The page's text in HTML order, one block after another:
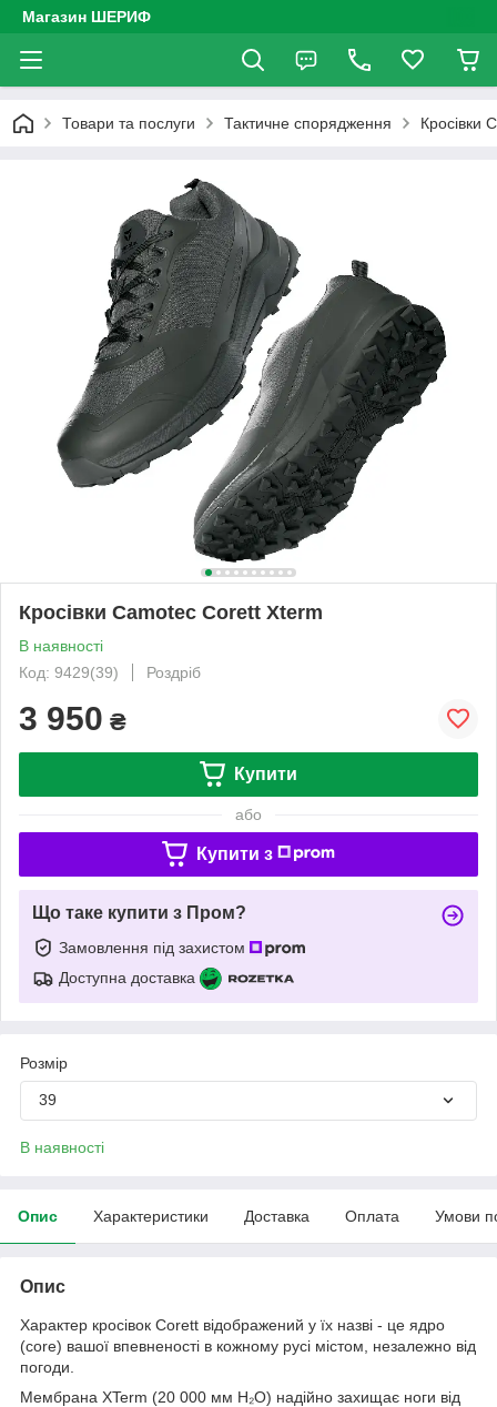
Магазин ШЕРИФ
Товари та послуги Тактичне спорядження Кросівки
Кросівки Camotec Corett Xterm
В наявності
Код: 9429(39)
Роздріб
3 950 ₴
Купити
або
Купити з
Що таке купити з Пром?
Замовлення під захистом
Доступна доставка
Розмір
39
В наявності
Опис Характеристики Доставка Оплата Умови
Опис
Характер кросівок Corett відображений у їх назві - це ядро
(core) вашої впевненості в кожному русі містом, незалежно від
погоди.
Мембрана XTerm (20 000 мм H₂O) надійно захищає ноги від